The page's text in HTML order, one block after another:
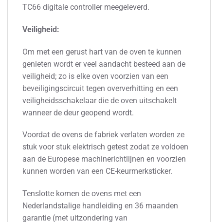
TC66 digitale controller meegeleverd.
Veiligheid:
Om met een gerust hart van de oven te kunnen
genieten wordt er veel aandacht besteed aan de
veiligheid; zo is elke oven voorzien van een
beveiligingscircuit tegen oververhitting en een
veiligheidsschakelaar die de oven uitschakelt
wanneer de deur geopend wordt.
Voordat de ovens de fabriek verlaten worden ze
stuk voor stuk elektrisch getest zodat ze voldoen
aan de Europese machinerichtlijnen en voorzien
kunnen worden van een CE-keurmerksticker.
Tenslotte komen de ovens met een
Nederlandstalige handleiding en 36 maanden
garantie (met uitzondering van